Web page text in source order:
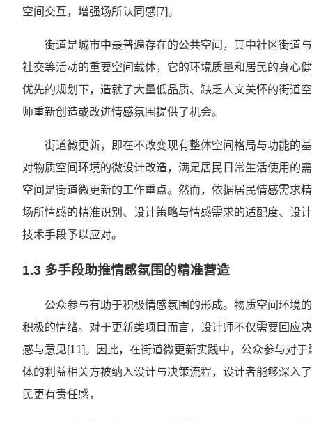
空间交互，增强场所认同感[7]。
街道是城市中最普遍存在的公共空间，其中社区街道
社交等活动的重要空间载体，它的环境质量和居民的身心
优先的规划下，造就了大量低品质、缺乏人文关怀的街道
师重新创造或改进情感氛围提供了机会。
街道微更新，即在不改变现有整体空间格局与功能的
对物质空间环境的微设计改造，满足居民日常生活使用的
空间是街道微更新的工作重点。然而，依据居民情感需求
场所情感的精准识别、设计策略与情感需求的适配度、设
技术手段予以应对。
1.3 多手段助推情感氛围的精准营造
公众参与有助于积极情感氛围的形成。物质空间环境
积极的情绪。对于更新类项目而言，设计师不仅需要回应
感与意见[11]。因此，在街道微更新实践中，公众参与对
体的利益相关方被纳入设计与决策流程，设计者能够深入
民更有责任感，